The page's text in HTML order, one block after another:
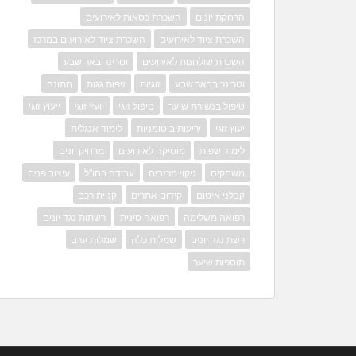
הרחקת יונים
השכרת כסאות לאירועים
השכרת ציוד לאירועים
השכרת ציוד לאירועים במרכז
השכרת שולחנות לאירועים
וטרינר באר שבע
וטרינר בבאר שבע
זוגיות זיפות גגות
חתונה
טיפול בנשירת שיער
טיפול זוגי יועץ זוגי
ייעוץ זוגי
יעוץ זוגי
יריעות ביטומניות
לימוד אנגלית
לימוד שפות
מוסיקה לאירועים
מרחיק יונים
משחקים
ניקוי מרזבים עבודה בחו"ל
עיצוב פנים
קבלני איטום
קידום אתרים
קניית רכב
רפואה משלימה
רפואה סינית
רשתות נגד יונים
רשת נגד יונים
שמלות כלה
שמלות ערב
תוספות שיער